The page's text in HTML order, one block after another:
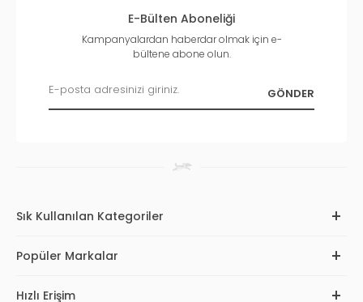
E-Bülten Aboneliği
Kampanyalardan haberdar olmak için e-
bültene abone olun.
Sık Kullanılan Kategoriler
Popüler Markalar
Hızlı Erişim